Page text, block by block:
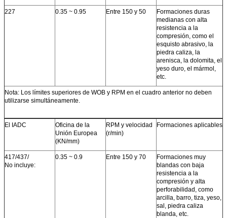
227 0.35 ~ 0.95 Entre 150 y 50
Formaciones duras
medianas con alta
resistencia a la
compresión, como el
esquisto abrasivo, la
piedra caliza, la
arenisca, la dolomita, el
yeso duro, el mármol,
etc.
Nota: Los límites superiores de WOB y RPM en el cuadro anterior no deben
utilizarse simultáneamente.
El IADC
Oficina de la
Unión Europea
(KN/mm)
RPM y velocidad
(r/min)
Formaciones aplicables
417/437/
No incluye:
0.35 ~ 0.9 Entre 150 y 70
Formaciones muy
blandas con baja
resistencia a la
compresión y alta
perforabilidad, como
arcilla, barro, tiza, yeso,
sal, piedra caliza
blanda, etc.